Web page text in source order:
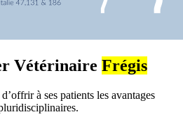
Vétérinaire Frégis
à ses patients les avantages